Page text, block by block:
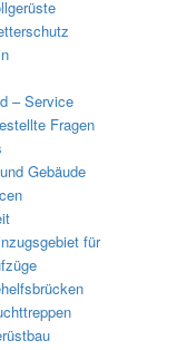
– Service
Fragen
Gebäude
für